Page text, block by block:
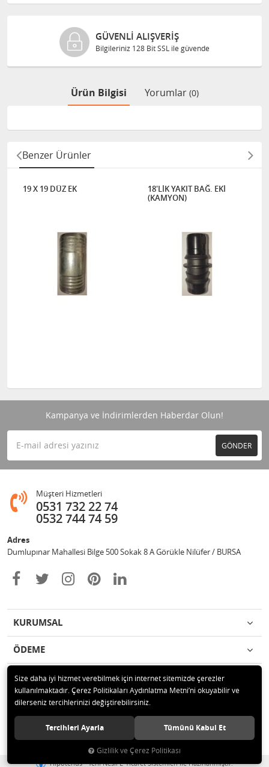
GÜVENLI ALIŞVERIŞ
Bilgileriniz 128 Bit SSL ile güvende
Ürün Bilgisi Yorumlar (0)
Benzer Ürünler
19 X 19 DÜZ EK
18'LİK YAKIT BAĞ. EKİ
(KAMYON)
Kampanya ve İndirimlerden Haberdar Olun!
GÖNDER
Müşteri Hizmetleri
0531 732 22 74
0532 744 74 59
Adres
Dumlupınar Mahallesi Bilge 500 Sokak 8 A Görükle Nilüfer / BURSA
KURUMSAL
ÖDEME
İLETİŞİM
© 2020 MAG OTOMOTİV Tüm hakları saklıdır.
Hipotenüs Yeni Nesil E-Ticaret Sistemleri ile Hazırlanmıştır.
Size daha iyi hizmet verebilmek için internet sitemizde çerezler
kullanılmaktadır. Çerez Politikaları Aydınlatma Metni’ni okuyabilir ve
dilerseniz tercihlerinizi değiştirebilirsiniz.
Tercihleri Ayarla Tümünü Kabul Et
Gizlilik ve Çerez Politikası